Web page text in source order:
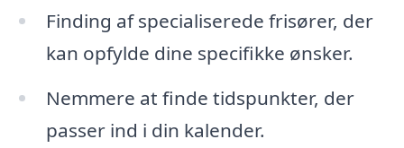
Finding af specialiserede frisører, der
kan opfylde dine specifikke ønsker.
Nemmere at finde tidspunkter, der
passer ind i din kalender.